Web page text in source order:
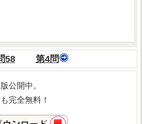
58 第4問
公開中。
完全無料！